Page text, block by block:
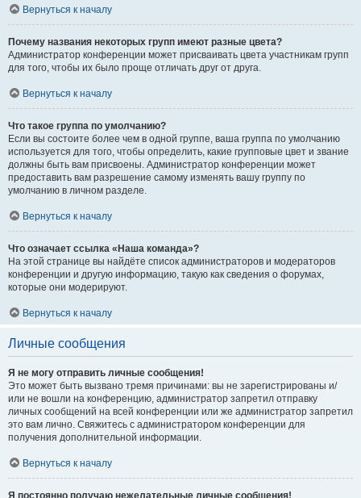
Вернуться к началу
Почему названия некоторых групп имеют разные цвета?
Администратор конференции может присваивать цвета участникам групп
для того, чтобы их было проще отличать друг от друга.
Вернуться к началу
Что такое группа по умолчанию?
Если вы состоите более чем в одной группе, ваша группа по умолчанию
используется для того, чтобы определить, какие групповые цвет и звание
должны быть вам присвоены. Администратор конференции может
предоставить вам разрешение самому изменять вашу группу по
умолчанию в личном разделе.
Вернуться к началу
Что означает ссылка «Наша команда»?
На этой странице вы найдёте список администраторов и модераторов
конференции и другую информацию, такую как сведения о форумах,
которые они модерируют.
Вернуться к началу
Личные сообщения
Я не могу отправить личные сообщения!
Это может быть вызвано тремя причинами: вы не зарегистрированы и/
или не вошли на конференцию, администратор запретил отправку
личных сообщений на всей конференции или же администратор запретил
это вам лично. Свяжитесь с администратором конференции для
получения дополнительной информации.
Вернуться к началу
Я постоянно получаю нежелательные личные сообщения!